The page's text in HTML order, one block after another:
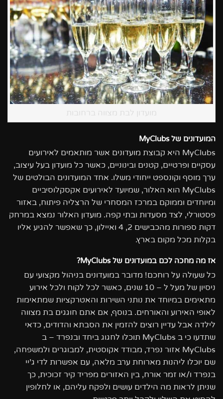
מועדון לבת מצווה ברחובות
המועדונים של MyClubs
MyClubs היא קבוצת מועדונים אשר מותאמים לאירועים
עסקיים ופרטיים, קטנים ובינוניים, כאשר כל מועדון בעל עיצוב,
ערך מוסף וקונספט ייחודי משלו. אחד המועדונים הבולטים של
MyClubs הוא האלור, שמיועד לאירועים אקסקלוסיביים
ומיוחדים וממוקם במרכז המסחרי של הרצליה פיתוח, באזור
פסטורלי, לצד מסעדות ובתי קפה. מועדון האלור נמצא במרחק
דקות ספורות מהכבישים 2, 4 ואיילון, כך שאפשר להגיע אליו
בקלות מכל מקום בארץ.
אז מה מחכה לכם במועדונים שלMyClubs
?
כל שעולה על רוחכם! מדובר במועדונים בניהול מקצועי עם
ניסיון של מעל ל – 10 שנים, כאשר לכל לקוח ולכל אירוע
מתאימים במיוחד את נותני השירות והאטרקציות שמתאימות
לאופי האירוע והאורחים. בנוסף, אם אתם חוגגים בת מצווה
לילדה אבל עדיין רוצים להזמין את הסבתא והדודים, כדאי
שתדעו כי ב MyClubs תוכלו לחגוג ביחד ובנפרד – ב
MyClubs אזור נפרד, מבודד אקוסטית, למבוגרים ולמשפחה,
שם יוכלו ליהנות מארוחת ערב מלאה, עם אפשרות לדי ג’יי
בנפרד ו/או זמר אורח, בין האזורים מפריד קיר זכוכית, כך
שניתן לראות מה הילדים עושים ולפקח עליהם, או לחלופין